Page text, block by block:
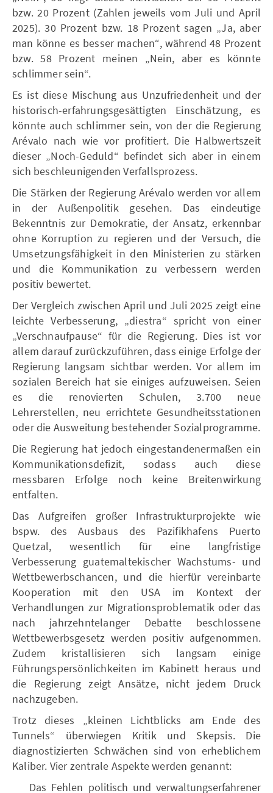
bzw. 20 Prozent (Zahlen jeweils vom Juli und April
2025). 30 Prozent bzw. 18 Prozent sagen „Ja, aber
man könne es besser machen“, während 48 Prozent
bzw. 58 Prozent meinen „Nein, aber es könnte
schlimmer sein“.
Es ist diese Mischung aus Unzufriedenheit und der
historisch-erfahrungsgesättigten Einschätzung, es
könnte auch schlimmer sein, von der die Regierung
Arévalo nach wie vor profitiert. Die Halbwertszeit
dieser „Noch-Geduld“ befindet sich aber in einem
sich beschleunigenden Verfallsprozess.
Die Stärken der Regierung Arévalo werden vor allem
in der Außenpolitik gesehen. Das eindeutige
Bekenntnis zur Demokratie, der Ansatz, erkennbar
ohne Korruption zu regieren und der Versuch, die
Umsetzungsfähigkeit in den Ministerien zu stärken
und die Kommunikation zu verbessern werden
positiv bewertet.
Der Vergleich zwischen April und Juli 2025 zeigt eine
leichte Verbesserung, „diestra“ spricht von einer
„Verschnaufpause“ für die Regierung. Dies ist vor
allem darauf zurückzuführen, dass einige Erfolge der
Regierung langsam sichtbar werden. Vor allem im
sozialen Bereich hat sie einiges aufzuweisen. Seien
es die renovierten Schulen, 3.700 neue
Lehrerstellen, neu errichtete Gesundheitsstationen
oder die Ausweitung bestehender Sozialprogramme.
Die Regierung hat jedoch eingestandenermaßen ein
Kommunikationsdefizit, sodass auch diese
messbaren Erfolge noch keine Breitenwirkung
entfalten.
Das Aufgreifen großer Infrastrukturprojekte wie
bspw. des Ausbaus des Pazifikhafens Puerto
Quetzal, wesentlich für eine langfristige
Verbesserung guatemaltekischer Wachstums- und
Wettbewerbschancen, und die hierfür vereinbarte
Kooperation mit den USA im Kontext der
Verhandlungen zur Migrationsproblematik oder das
nach jahrzehntelanger Debatte beschlossene
Wettbewerbsgesetz werden positiv aufgenommen.
Zudem kristallisieren sich langsam einige
Führungspersönlichkeiten im Kabinett heraus und
die Regierung zeigt Ansätze, nicht jedem Druck
nachzugeben.
Trotz dieses „kleinen Lichtblicks am Ende des
Tunnels“ überwiegen Kritik und Skepsis. Die
diagnostizierten Schwächen sind von erheblichem
Kaliber. Vier zentrale Aspekte werden genannt:
Das Fehlen politisch und verwaltungserfahrener